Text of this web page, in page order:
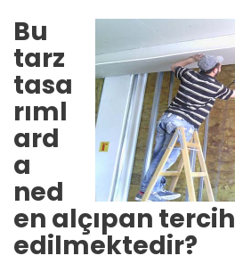
Bu
tarz
tasa
rıml
ard
a
ned
en alçıpan tercih
edilmektedir?